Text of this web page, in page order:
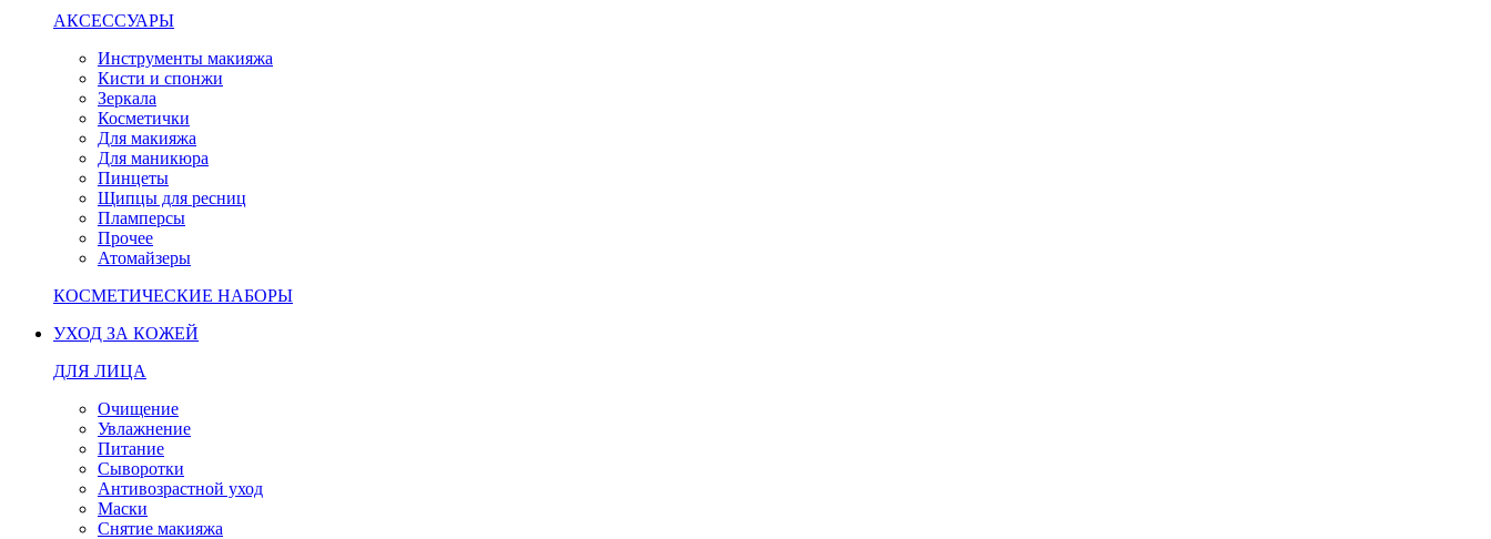
АКСЕССУАРЫ
Инструменты макияжа
Кисти и спонжи
Зеркала
Косметички
Для макияжа
Для маникюра
Пинцеты
Щипцы для ресниц
Пламперсы
Прочее
Атомайзеры
КОСМЕТИЧЕСКИЕ НАБОРЫ
УХОД ЗА КОЖЕЙ
ДЛЯ ЛИЦА
Очищение
Увлажнение
Питание
Сыворотки
Антивозрастной уход
Маски
Снятие макияжа